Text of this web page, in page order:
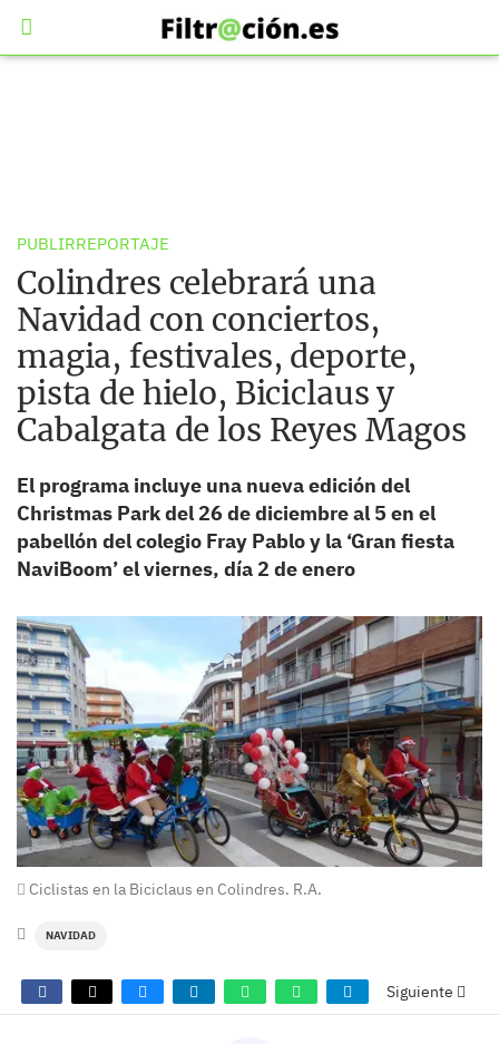
PUBLIRREPORTAJE
Colindres celebrará una
Navidad con conciertos,
magia, festivales, deporte,
pista de hielo, Biciclaus y
Cabalgata de los Reyes Magos
El programa incluye una nueva edición del
Christmas Park del 26 de diciembre al 5 en el
pabellón del colegio Fray Pablo y la ‘Gran fiesta
NaviBoom’ el viernes, día 2 de enero
Ciclistas en la Biciclaus en Colindres. R.A.
NAVIDAD
Siguiente